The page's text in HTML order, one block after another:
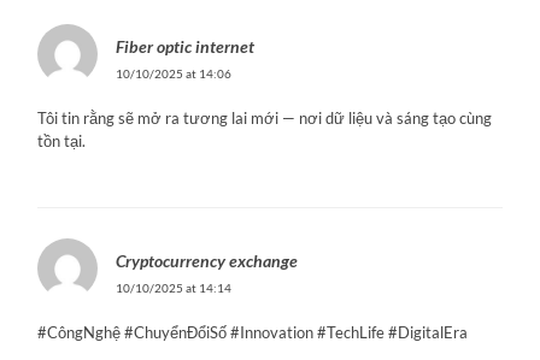
Fiber optic internet
10/10/2025 at 14:06
Tôi tin rằng sẽ mở ra tương lai mới — nơi dữ liệu và sáng tạo cùng
tồn tại.
Cryptocurrency exchange
10/10/2025 at 14:14
#CôngNghệ #ChuyểnĐổiSố #Innovation #TechLife #DigitalEra